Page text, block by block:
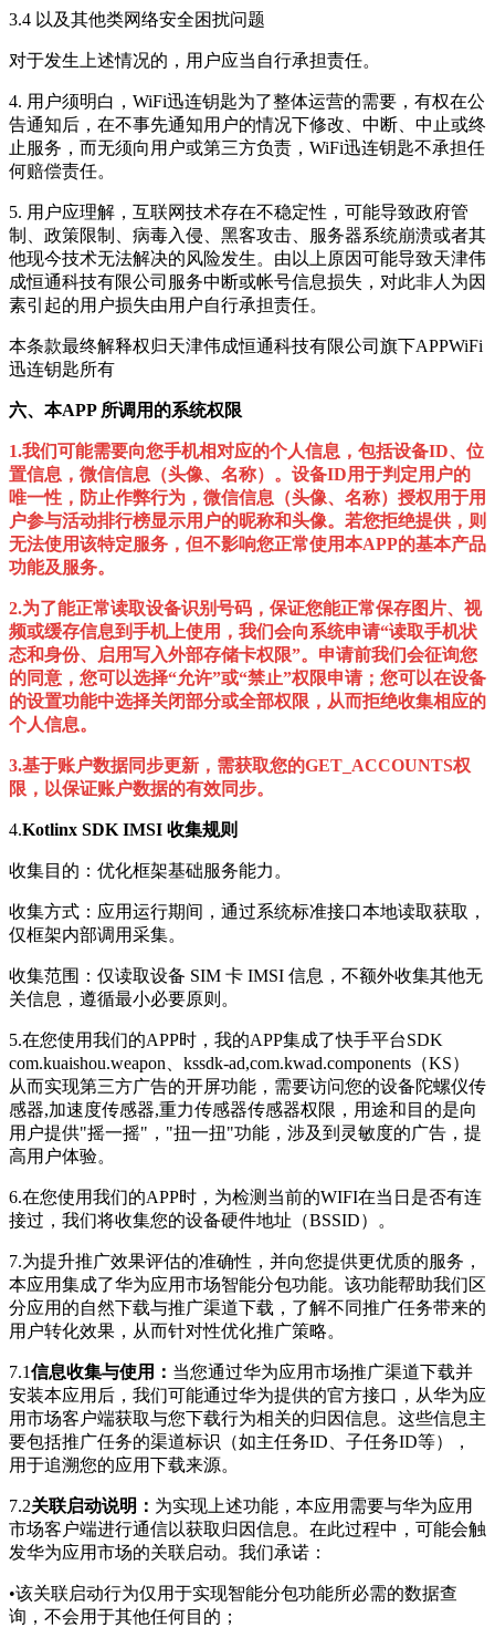
3.4 以及其他类网络安全困扰问题
对于发生上述情况的，用户应当自行承担责任。
4. 用户须明白， WiFi迅连钥匙为了整体运营的需要，有权在公
告通知后，在不事先通知用户的情况下修改、中断、中止或终
止服务，而无须向用户或第三方负责， WiFi迅连钥匙不承担任
何赔偿责任。
5. 用户应理解，互联网技术存在不稳定性，可能导致政府管
制、政策限制、病毒入侵、黑客攻击、服务器系统崩溃或者其
他现今技术无法解决的风险发生。由以上原因可能导致天津伟
成恒通科技有限公司服务中断或帐号信息损失，对此非人为因
素引起的用户损失由用户自行承担责任。
本条款最终解释权归天津伟成恒通科技有限公司 旗下APPWiFi
迅连钥匙所有
六、本APP 所调用的系统权限
1.我们可能需要向您手机相对应的个人信息，包括设备ID、位
置信息，微信信息（头像、名称）。 设备ID用于判定用户的
唯一性，防止作弊行为，微信信息（头像、名称）授权用于用
户参与活动排行榜显示用户的昵称和头像。若您拒绝提供，则
无法使用该特定服务，但不影响您正常使用本APP的基本产品
功能及服务。
2.为了能正常读取设备识别号码，保证您能正常保存图片、视
频或缓存信息到手机上使用，我们会向系统申请“读取手机状
态和身份、启用写入外部存储卡权限”。申请前我们会征询您
的同意，您可以选择“允许”或“禁止”权限申请；您可以在设备
的设置功能中选择关闭部分或全部权限，从而拒绝收集相应的
个人信息。
3.基于账户数据同步更新，需获取您的GET_ACCOUNTS权
限， 以保证账户数据的有效同步。
4.Kotlinx SDK IMSI 收集规则
收集目的：优化框架基础服务能力。
收集方式：应用运行期间，通过系统标准接口本地读取获取，
仅框架内部调用采集。
收集范围：仅读取设备 SIM 卡 IMSI 信息，不额外收集其他无
关信息，遵循最小必要原则。
5.在您使用我们的APP时，我的APP集成了快手平台SDK
com.kuaishou.weapon、kssdk-ad,com.kwad.components（KS）
从而实现第三方广告的开屏功能，需要访问您的设备陀螺仪传
感器,加速度传感器,重力传感器传感器权限，用途和目的是向
用户提供"摇一摇"，"扭一扭"功能，涉及到灵敏度的广告，提
高用户体验。
6.在您使用我们的APP时，为检测当前的WIFI在当日是否有连
接过，我们将收集您的设备硬件地址（BSSID）。
7.为提升推广效果评估的准确性，并向您提供更优质的服务，
本应用集成了华为应用市场智能分包功能。该功能帮助我们区
分应用的自然下载与推广渠道下载，了解不同推广任务带来的
用户转化效果，从而针对性优化推广策略。
7.1信息收集与使用： 当您通过华为应用市场推广渠道下载并
安装本应用后，我们可能通过华为提供的官方接口，从华为应
用市场客户端获取与您下载行为相关的归因信息。这些信息主
要包括推广任务的渠道标识（如主任务ID、子任务ID等），
用于追溯您的应用下载来源。
7.2关联启动说明： 为实现上述功能，本应用需要与华为应用
市场客户端进行通信以获取归因信息。在此过程中，可能会触
发华为应用市场的关联启动。我们承诺：
•该关联启动行为仅用于实现智能分包功能所必需的数据查
询，不会用于其他任何目的；